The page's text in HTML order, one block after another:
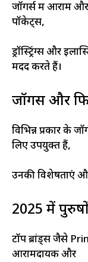
जॉगर्स में आराम और
पॉकेट्स,
ड्रॉस्ट्रिंग्स और
मदद करते हैं।
जॉगर्स और
विभिन्न प्रकार के
लिए उपयुक्त हैं,
उनकी विशेषताएं
2025 में पुरुषों
टॉप ब्रांड्स जैसे
आरामदायक और